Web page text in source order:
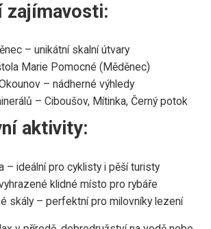
zajímavosti:
– unikátní skalní útvary
Marie Pomocné (Měděnec)
– nádherné výhledy
– Ciboušov, Mítinka, Černý potok
aktivity:
– ideální pro cyklisty i pěší turisty
klidné místo pro rybáře
skály – perfektní pro milovníky lezení